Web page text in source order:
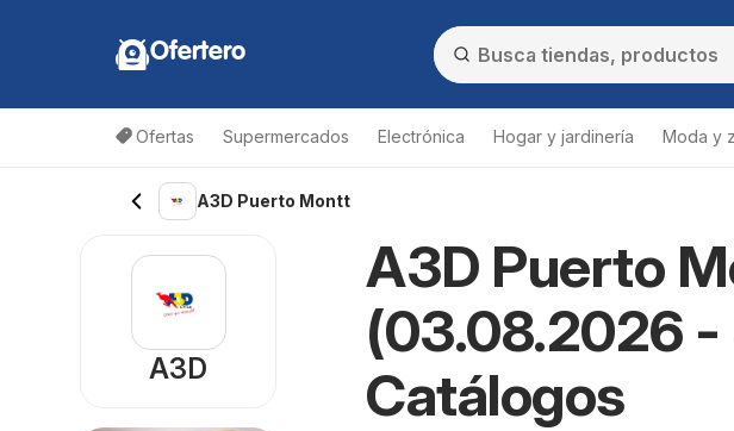
Ofertero
Ofertas Supermercados Electrónica Hogar y jardinería Moda y
A3D Puerto Montt
A3D Puerto
(03.08.2026 -
Catálogos
A3D